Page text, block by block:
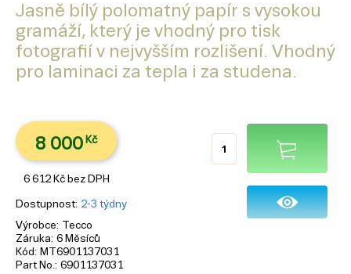
Jasně bílý polomatný papír s vysokou
gramáží, který je vhodný pro tisk
fotografií v nejvyšším rozlišení. Vhodný
pro laminaci za tepla i za studena.
8 000 Kč
6 612 Kč bez DPH
Dostupnost 2-3 týdny
Výrobce Tecco
Záruka 6 Měsíců
Kód
MT6901137031
Part No. 6901137031